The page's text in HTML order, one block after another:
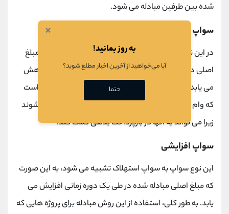
شده بین طرفین مبادله می ‌شود.
سواپ استهلاکی
در این نوع سواپ، بر اساس توافقات موجود بین طرفین، مبلغ
اصلی در یک بازه زمانی مشخص و از پیش تعیین شده کاهش
می یابد. این سواپ برای مؤسسات و شرکت هایی مناسب است
که وام های متعددی دارند و باید به مرور زمان بازپرداخت شوند
زیرا می تواند به آنها در بازپرداخت بدهی کمک کند.
سواپ افزایشی
این نوع سواپ به سواپ استهلاک تشبیه می شود، به این صورت
که مبلغ اصلی مبادله شده در طی یک دوره زمانی افزایش می
یابد. به طور کلی، استفاده از این روش مبادله برای پروژه هایی که
×
به روز بمانید!
آیا می‌خواهید از آخرین اخبار مطلع شوید؟
حتما